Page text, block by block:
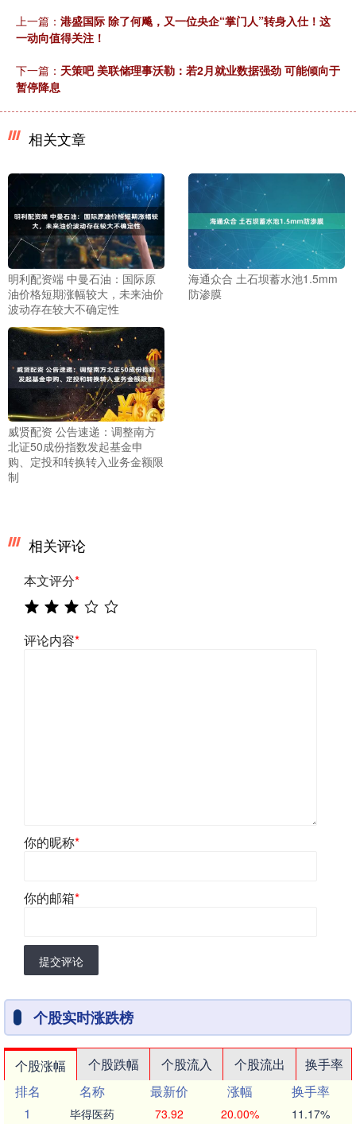
上一篇： 港盛国际 除了何飚，又一位央企“掌门人”转身入仕！这
一动向值得关注！
下一篇： 天策吧 美联储理事沃勒：若2月就业数据强劲 可能倾向于
暂停降息
相关文章
明利配资端 中曼石油：国际原
油价格短期涨幅较大，未来油价
波动存在较大不确定性
海通众合 土石坝蓄水池1.5mm
防渗膜
威贤配资 公告速递：调整南方
北证50成份指数发起基金申
购、定投和转换转入业务金额限
制
相关评论
本文评分*
评论内容*
你的昵称*
你的邮箱*
提交评论
个股实时涨跌榜
个股涨幅 个股跌幅 个股流入 个股流出
换手率
排名
名称 最新价 涨幅
换手率
1
毕得医药 73.92 20.00% 11.17%